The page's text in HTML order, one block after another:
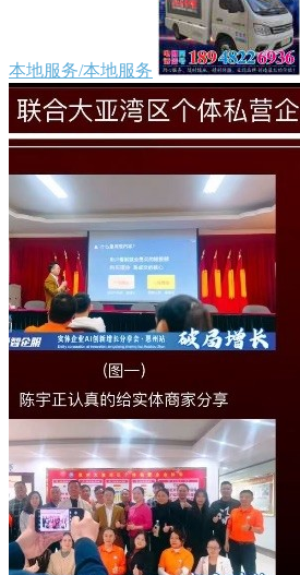
本地服务/本地服务